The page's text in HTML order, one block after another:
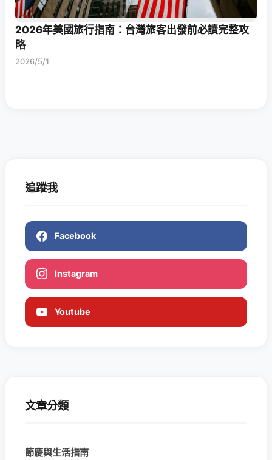
2026年美國旅行指南：台灣旅客出發前必讀完整攻
略
2026/5/1
追蹤我
Facebook
Instagram
Youtube
文章分類
節慶與生活指南